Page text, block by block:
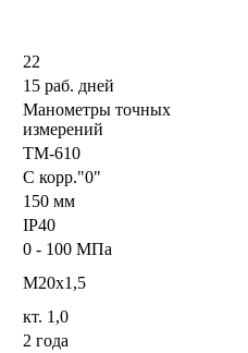
22
15 раб. дней
Манометры точных
измерений
ТМ-610
С корр."0"
150 мм
IP40
0 - 100 МПа
М20х1,5
кт. 1,0
2 года